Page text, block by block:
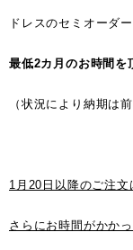
ドレスのセミオーダ
最低2カ月のお時間を
（状況により納期は
1月20日以降のご注文
さらにお時間がかかっ